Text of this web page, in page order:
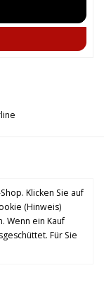
Klicken Sie auf
(Hinweis)
Wenn ein Kauf
Für Sie